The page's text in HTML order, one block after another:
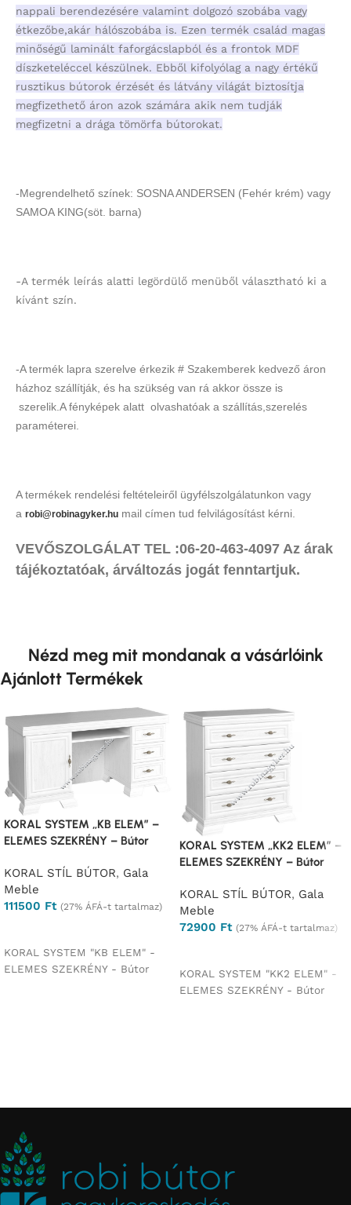
nappali berendezésére valamint dolgozó szobába vagy
étkezőbe,akár hálószobába is. Ezen termék család magas
minőségű laminált faforgácslapból és a frontok MDF
díszketeléccel készülnek. Ebből kifolyólag a nagy értékű
rusztikus bútorok érzését és látvány világát biztosítja
megfizethető áron azok számára akik nem tudják
megfizetni a drága tömörfa bútorokat.
-Megrendelhető színek: SOSNA ANDERSEN (Fehér krém) vagy
SAMOA KING(söt. barna)
-A termék leírás alatti legördülő menüből választható ki a
kívánt szín.
-A termék lapra szerelve érkezik # Szakemberek kedvező áron
házhoz szállítják, és ha szükség van rá akkor össze is
szerelik.A fényképek alatt olvashatóak a szállítás,szerelés
paraméterei.
A termékek rendelési feltételeiről ügyfélszolgálatunkon vagy
a robi@robinagyker.hu mail címen tud felvilágosítást kérni.
VEVŐSZOLGÁLAT TEL :06-20-463-4097 Az árak
tájékoztatóak, árváltozás jogát fenntartjuk.
Nézd meg mit mondanak a vásárlóink
Ajánlott Termékek
KORAL SYSTEM „KB ELEM” –
ELEMES SZEKRÉNY – Bútor
KORAL STÍL BÚTOR, Gala
Meble
111500 Ft (27% ÁFÁ-t tartalmaz)
KORAL SYSTEM "KB ELEM" -
ELEMES SZEKRÉNY - Bútor
KORAL SYSTEM „KK2 ELEM” –
ELEMES SZEKRÉNY – Bútor
KORAL STÍL BÚTOR, Gala
Meble
72900 Ft (27% ÁFÁ-t tartalmaz)
KORAL SYSTEM "KK2 ELEM" -
ELEMES SZEKRÉNY - Bútor